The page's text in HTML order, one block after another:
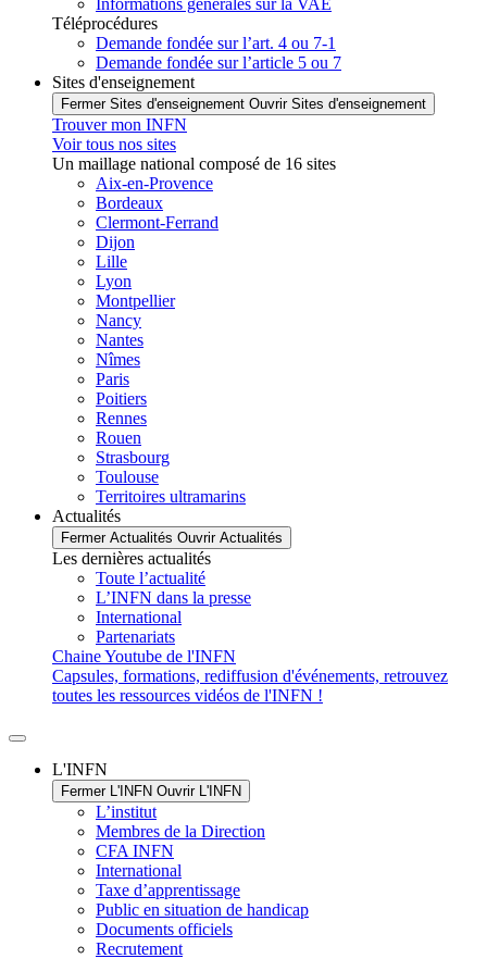
Téléprocédures
Demande fondée sur l’art. 4 ou 7-1
Demande fondée sur l’article 5 ou 7
Sites d'enseignement
Fermer Sites d'enseignement Ouvrir Sites d'enseignement
Trouver mon INFN
Voir tous nos sites
Un maillage national composé de 16 sites
Aix-en-Provence
Bordeaux
Clermont-Ferrand
Dijon
Lille
Lyon
Montpellier
Nancy
Nantes
Nîmes
Paris
Poitiers
Rennes
Rouen
Strasbourg
Toulouse
Territoires ultramarins
Actualités
Fermer Actualités Ouvrir Actualités
Les dernières actualités
Toute l’actualité
L’INFN dans la presse
International
Partenariats
Chaine Youtube de l'INFN
Capsules, formations, rediffusion d'événements, retrouvez
toutes les ressources vidéos de l'INFN !
L'INFN
Fermer L'INFN Ouvrir L'INFN
L’institut
Membres de la Direction
CFA INFN
International
Taxe d’apprentissage
Public en situation de handicap
Documents officiels
Recrutement